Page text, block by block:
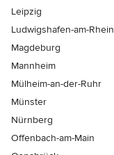
Leipzig
Ludwigshafen-am-Rhein
Magdeburg
Mannheim
Mülheim-an-der-Ruhr
Münster
Nürnberg
Offenbach-am-Main